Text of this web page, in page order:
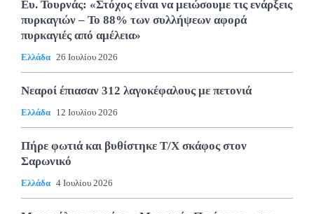
Ευ. Τουρνάς: «Στόχος είναι να μειώσουμε τις ενάρξεις
πυρκαγιών – Το 88% των συλλήψεων αφορά
πυρκαγιές από αμέλεια»
Ελλάδα 26 Ιουλίου 2026
Νεαροί έπιασαν 312 λαγοκέφαλους με πετονιά
Ελλάδα 12 Ιουλίου 2026
Πήρε φωτιά και βυθίστηκε Τ/Χ σκάφος στον
Σαρωνικό
Ελλάδα 4 Ιουλίου 2026